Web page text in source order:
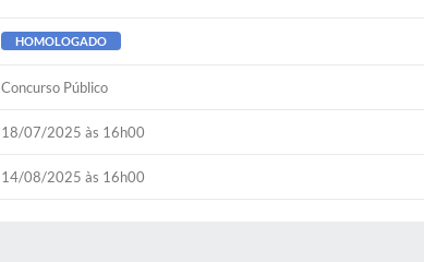
HOMOLOGADO
Concurso Público
18/07/2025 às 16h00
14/08/2025 às 16h00